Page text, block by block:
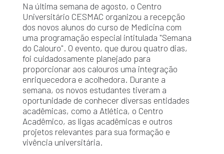
Na última semana de agosto, o Centro
Universitário CESMAC organizou a recepção
dos novos alunos do curso de Medicina com
uma programação especial intitulada "Semana
do Calouro". O evento, que durou quatro dias,
foi cuidadosamente planejado para
proporcionar aos calouros uma integração
enriquecedora e acolhedora. Durante a
semana, os novos estudantes tiveram a
oportunidade de conhecer diversas entidades
acadêmicas, como a Atlética, o Centro
Acadêmico, as ligas acadêmicas e outros
projetos relevantes para sua formação e
vivência universitária.